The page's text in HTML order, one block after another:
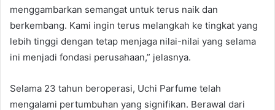
menggambarkan semangat untuk terus naik dan
berkembang. Kami ingin terus melangkah ke tingkat yang
lebih tinggi dengan tetap menjaga nilai-nilai yang selama
ini menjadi fondasi perusahaan,” jelasnya.
Selama 23 tahun beroperasi, Uchi Parfume telah
mengalami pertumbuhan yang signifikan. Berawal dari